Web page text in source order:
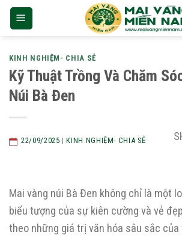
Skip
KINH NGHIỆM- CHIA SẺ
Kỹ Thuật Trồng Và Chăm
Núi Bà Đen
22/09/2025 |KINH NGHIỆM- CHIA SẺ
Mai vàng núi Bà Đen không chỉ là một
biểu tượng của sự kiên cường và vẻ
theo những giá trị văn hóa sâu sắc của